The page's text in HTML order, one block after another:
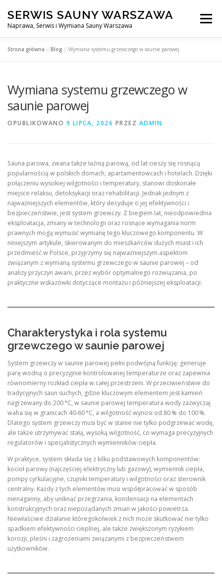
treści
SERWIS SAUNY WARSZAWA
Naprawa, Serwis i Wymiana Sauny Warszawa
Menu
Strona główna »Blog »Wymiana systemu grzewczego w saunie parowej
Wymiana systemu grzewczego w
saunie parowej
OPUBLIKOWANO 9 LIPCA, 2026 PRZEZ ADMIN
Sauna parowa, zwana także łaźnią parową, od lat cieszy się rosnącą
popularnością w polskich domach, apartamentowcach i hotelach. Dzięki
połączeniu wysokiej wilgotności i temperatury, stanowi doskonałe
miejsce relaksu, detoksykacji oraz rehabilitacji. Jednak jednym z
najważniejszych elementów, który decyduje o jej efektywności i
bezpieczeństwie, jest system grzewczy. Z biegiem lat, nieodpowiednia
eksploatacja, zmiany w technologii oraz rosnące wymagania norm
prawnych mogą wymusić wymianę tego kluczowego komponentu. W
niniejszym artykule, skierowanym do mieszkańców dużych miast i ich
przedmieść w Polsce, przyjrzymy się najważniejszym aspektom
związanym z wymianą systemu grzewczego w saunie parowej – od
analizy przyczyn awarii, przez wybór optymalnego rozwiązania, po
praktyczne wskazówki dotyczące montażu i późniejszej eksploatacji.
Charakterystyka i rola systemu
grzewczego w saunie parowej
System grzewczy w saunie parowej pełni podwójną funkcję: generuje
parę wodną o precyzyjnie kontrolowanej temperaturze oraz zapewnia
równomierny rozkład ciepła w całej przestrzeni. W przeciwieństwie do
tradycyjnych saun suchych, gdzie kluczowym elementem jest kamień
nagrzewany do 200 °C, w saunie parowej temperatura wody zazwyczaj
waha się w granicach 40‑60 °C, a wilgotność wynosi od 80 % do 100 %.
Dlatego system grzewczy musi być w stanie nie tylko podgrzewać wodę,
ale także utrzymywać stałą, wysoką wilgotność, co wymaga precyzyjnych
regulatorów i specjalistycznych wymienników ciepła.
W praktyce, system składa się z kilku podstawowych komponentów:
kocioł parowy (najczęściej elektryczny lub gazowy), wymiennik ciepła,
pompy cyrkulacyjne, czujniki temperatury i wilgotności oraz sterownik
centralny. Każdy z tych elementów musi współpracować w sposób
nienaganny, aby uniknąć przegrzania, kondensacji na elementach
konstrukcyjnych oraz niepożądanych zmian w jakości powietrza.
Niewłaściwe działanie któregokolwiek z nich może skutkować nie tylko
spadkiem efektywności cieplnej, ale także zwiększonym ryzykiem
korozji, pleśni i zagrożeniami związanymi z bezpieczeństwem
użytkowników.